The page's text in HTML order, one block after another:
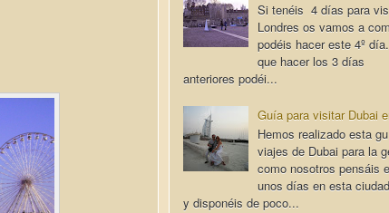
Si tenéis 4 días para
Londres os vamos a
podéis hacer este 4º
que hacer los 3 días
anteriores podéi...
Guía para visitar Dubai
Hemos realizado esta
viajes de Dubai para la
como nosotros pensáis
unos días en esta ciudad
y disponéis de poco...